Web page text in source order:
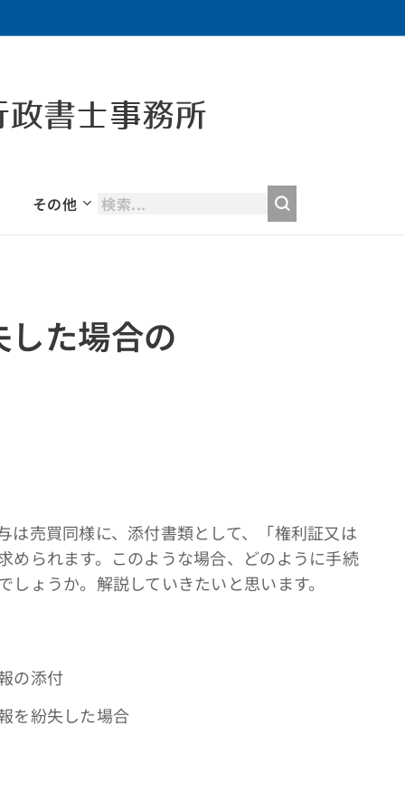
書士事務所
その他
た場合の
は売買同様に、添付書類として、「権利証又は
められます。このような場合、どのように手続
しょうか。解説していきたいと思います。
の添付
を紛失した場合